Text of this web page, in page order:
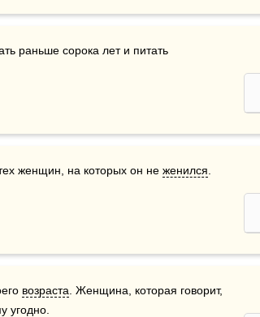
раньше сорока лет и питать
женщин, на которых он не женился
возраста . Женщина, которая говорит,
угодно.